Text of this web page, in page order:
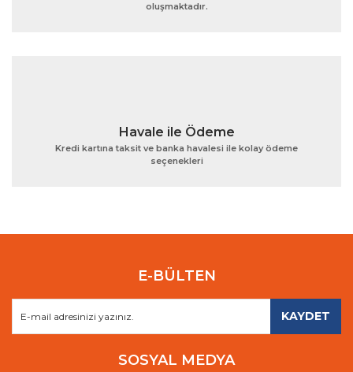
Gönder
oluşmaktadır.
Havale ile Ödeme
Kredi kartına taksit ve banka havalesi ile kolay ödeme
seçenekleri
E-BÜLTEN
KAYDET
SOSYAL MEDYA